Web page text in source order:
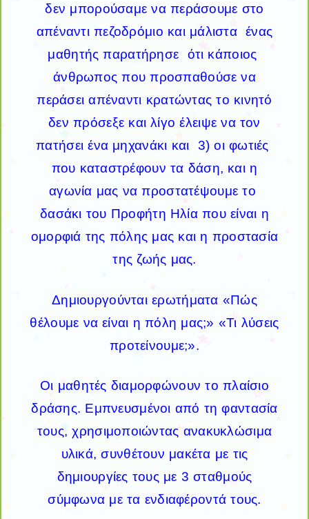
δεν μπορούσαμε να περάσουμε στο
απέναντι πεζοδρόμιο και μάλιστα ένας
μαθητής παρατήρησε ότι κάποιος
άνθρωπος που προσπαθούσε να
περάσει απέναντι κρατώντας το κινητό
δεν πρόσεξε και λίγο έλειψε να τον
πατήσει ένα μηχανάκι και 3) οι φωτιές
που καταστρέφουν τα δάση, και η
αγωνία μας να προστατέψουμε το
δασάκι του Προφήτη Ηλία που είναι η
ομορφιά της πόλης μας και η προστασία
της ζωής μας.
Δημιουργούνται ερωτήματα «Πώς
θέλουμε να είναι η πόλη μας;» «Τι λύσεις
προτείνουμε;».
Οι μαθητές διαμορφώνουν το πλαίσιο
δράσης. Εμπνευσμένοι από τη φαντασία
τους, χρησιμοποιώντας ανακυκλώσιμα
υλικά, συνθέτουν μακέτα με τις
δημιουργίες τους με 3 σταθμούς
σύμφωνα με τα ενδιαφέροντά τους.